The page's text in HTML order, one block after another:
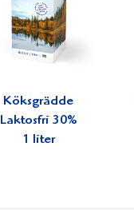
Köksgrädde
Laktosfri 30%
1 liter